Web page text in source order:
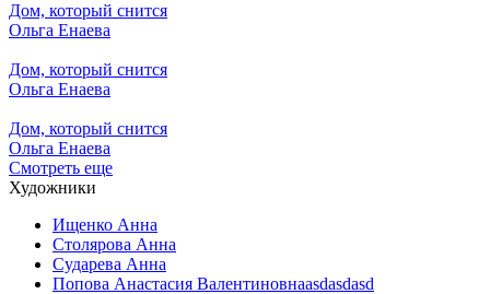
Дом, который снится
Ольга Енаева
Дом, который снится
Ольга Енаева
Дом, который снится
Ольга Енаева
Смотреть еще
Художники
Ищенко Анна
Столярова Анна
Сударева Анна
Попова Анастасия Валентиновнаasdasdasd